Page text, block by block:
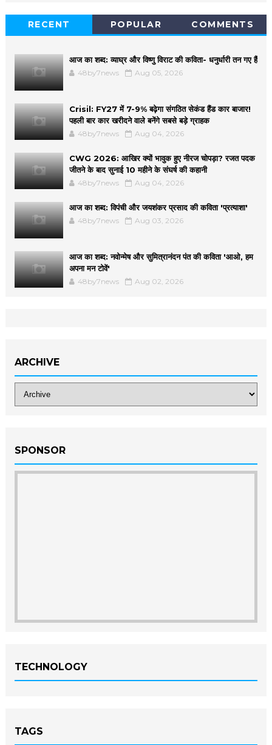
RECENT POPULAR COMMENTS
आज का शब्द: व्याघ्र और विष्णु विराट की कविता- धनुर्धारी तन गए हैं
48by7news Aug 05, 2026
Crisil: FY27 में 7-9% बढ़ेगा संगठित सेकंड हैंड कार बाजार!
पहली बार कार खरीदने वाले बनेंगे सबसे बड़े ग्राहक
48by7news Aug 04, 2026
CWG 2026: आखिर क्यों भावुक हुए नीरज चोपड़ा? रजत पदक
जीतने के बाद सुनाई 10 महीने के संघर्ष की कहानी
48by7news Aug 04, 2026
आज का शब्द: विपंची और जयशंकर प्रसाद की कविता 'प्रत्याशा'
48by7news Aug 03, 2026
आज का शब्द: नवोन्मेष और सुमित्रानंदन पंत की कविता 'आओ, हम
अपना मन टोवें'
48by7news Aug 02, 2026
ARCHIVE
SPONSOR
TECHNOLOGY
TAGS